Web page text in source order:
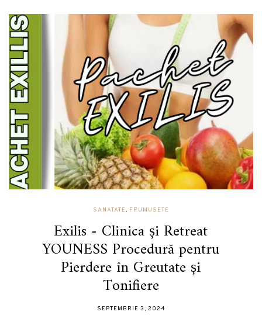
SANATATE, FRUMUSETE
Exilis - Clinica și Retreat
YOUNESS Procedură pentru
Pierdere în Greutate și
Tonifiere
SEPTEMBRIE 3, 2024